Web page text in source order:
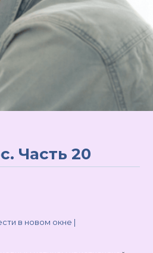
Часть 20
в новом окне |